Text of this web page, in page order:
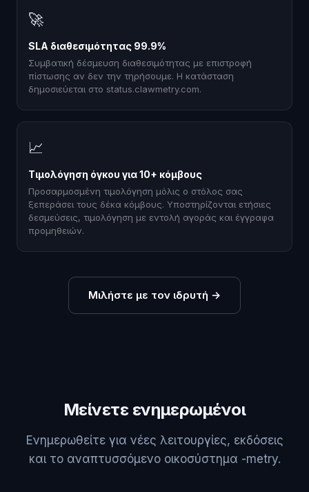
🚀
SLA διαθεσιμότητας 99.9%
Συμβατική δέσμευση διαθεσιμότητας με επιστροφή
πίστωσης αν δεν την τηρήσουμε. Η κατάσταση
δημοσιεύεται στο status.clawmetry.com.
📈
Τιμολόγηση όγκου για 10+ κόμβους
Προσαρμοσμένη τιμολόγηση μόλις ο στόλος σας
ξεπεράσει τους δέκα κόμβους. Υποστηρίζονται ετήσιες
δεσμεύσεις, τιμολόγηση με εντολή αγοράς και έγγραφα
προμηθειών.
Μιλήστε με τον ιδρυτή →
Μείνετε ενημερωμένοι
Ενημερωθείτε για νέες λειτουργίες, εκδόσεις
και το αναπτυσσόμενο οικοσύστημα -metry.